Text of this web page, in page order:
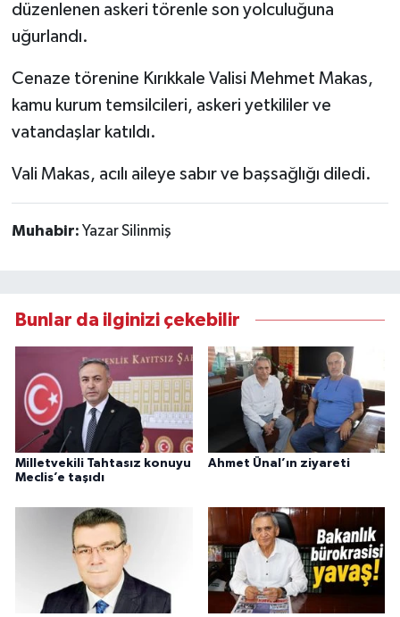
düzenlenen askeri törenle son yolculuğuna
uğurlandı.
Cenaze törenine Kırıkkale Valisi Mehmet Makas,
kamu kurum temsilcileri, askeri yetkililer ve
vatandaşlar katıldı.
Vali Makas, acılı aileye sabır ve başsağlığı diledi.
Muhabir: Yazar Silinmiş
Bunlar da ilginizi çekebilir
Milletvekili Tahtasız konuyu
Meclis’e taşıdı
Ahmet Ünal’ın ziyareti
Uğurludağ
Sağlık